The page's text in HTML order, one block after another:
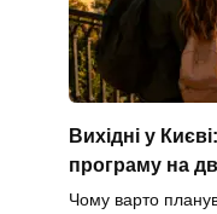
Вихідні у
програму на
Чому варто